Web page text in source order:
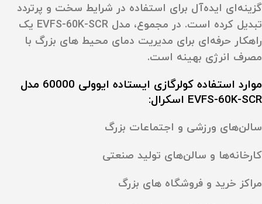
گزینه‌ای ایده‌آل برای استفاده در شرایط سخت و پرتردد
تبدیل کرده است. در مجموع، مدل EVFS-60K-SCR یک
راهکار حرفه‌ای برای مدیریت دمای محیط‌ های بزرگ با
مصرف انرژی بهینه است.
موارد استفاده کولرگازی ایستاده ایوولی 60000 مدل
EVFS-60K-SCR اسکرال:
سالن‌های ورزشی و اجتماعات بزرگ
کارخانه‌ها و سالن‌های تولید صنعتی
مراکز خرید و فروشگاه‌ های بزرگ